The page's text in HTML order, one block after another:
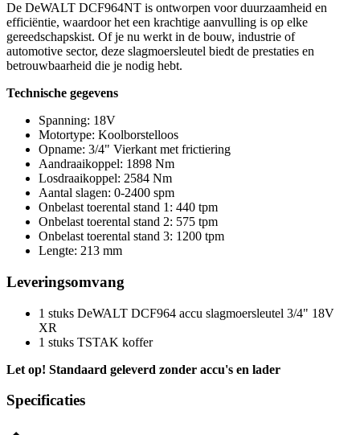
De DeWALT DCF964NT is ontworpen voor duurzaamheid en
efficiëntie, waardoor het een krachtige aanvulling is op elke
gereedschapskist. Of je nu werkt in de bouw, industrie of
automotive sector, deze slagmoersleutel biedt de prestaties en
betrouwbaarheid die je nodig hebt.
Technische gegevens
Spanning: 18V
Motortype: Koolborstelloos
Opname: 3/4" Vierkant met frictiering
Aandraaikoppel: 1898 Nm
Losdraaikoppel: 2584 Nm
Aantal slagen: 0-2400 spm
Onbelast toerental stand 1: 440 tpm
Onbelast toerental stand 2: 575 tpm
Onbelast toerental stand 3: 1200 tpm
Lengte: 213 mm
Leveringsomvang
1 stuks DeWALT DCF964 accu slagmoersleutel 3/4" 18V
XR
1 stuks TSTAK koffer
Let op! Standaard geleverd zonder accu's en lader
Specificaties